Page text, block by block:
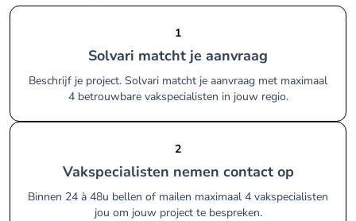
1
Solvari matcht je aanvraag
Beschrijf je project. Solvari matcht je aanvraag met maximaal
4 betrouwbare vakspecialisten in jouw regio.
2
Vakspecialisten nemen contact op
Binnen 24 à 48u bellen of mailen maximaal 4 vakspecialisten
jou om jouw project te bespreken.